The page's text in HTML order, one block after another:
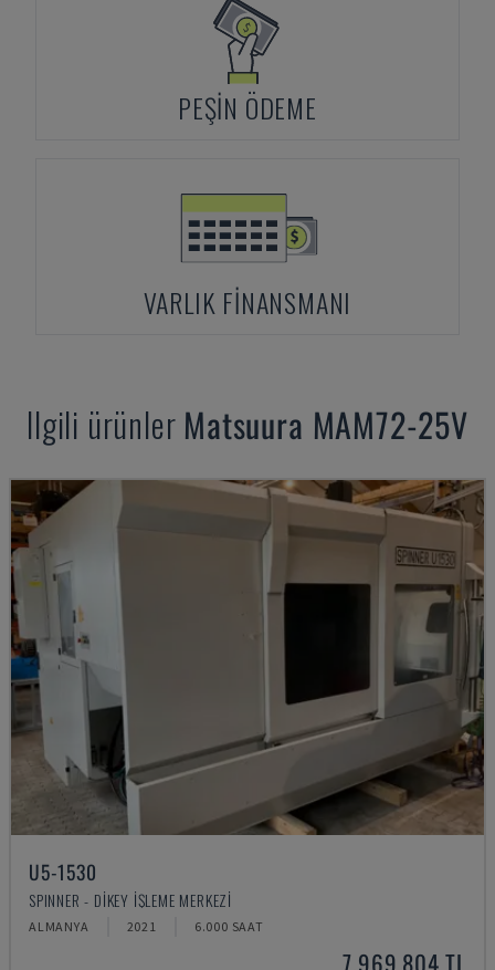
PEŞIN ÖDEME
VARLIK FINANSMANI
Ilgili ürünler Matsuura MAM72-25V
U5-1530
SPINNER - DIKEY İŞLEME MERKEZI
ALMANYA 2021 6.000 SAAT
7,969,804 TL